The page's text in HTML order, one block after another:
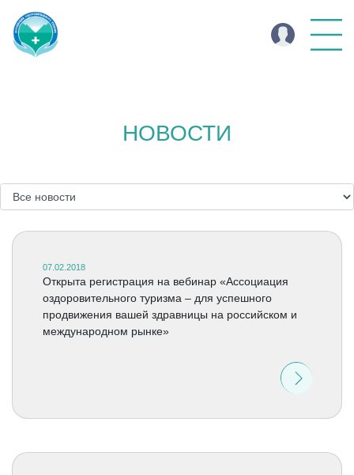
НОВОСТИ
07.02.2018
Открыта регистрация на вебинар «Ассоциация
оздоровительного туризма – для успешного
продвижения вашей здравницы на российском и
международном рынке»